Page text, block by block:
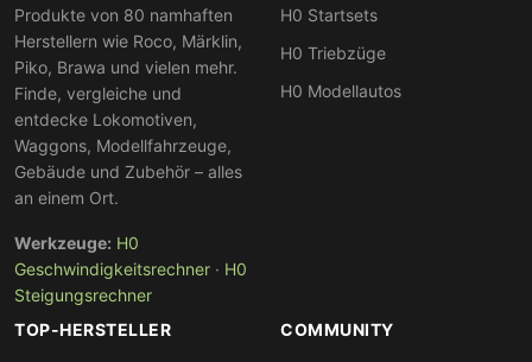
Produkte von 80 namhaften
Herstellern wie Roco, Märklin,
Piko, Brawa und vielen mehr.
Finde, vergleiche und
entdecke Lokomotiven,
Waggons, Modellfahrzeuge,
Gebäude und Zubehör – alles
an einem Ort.
Werkzeuge: H0
Geschwindigkeitsrechner · H0
Steigungsrechner
H0 Startsets
H0 Triebzüge
H0 Modellautos
TOP-HERSTELLER COMMUNITY